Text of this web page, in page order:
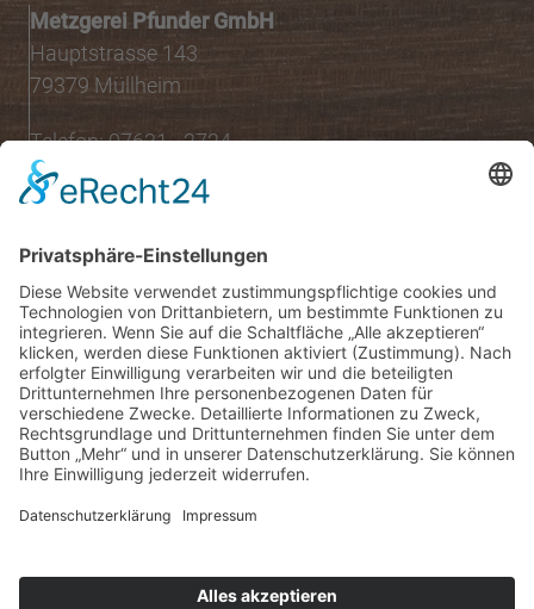
Metzgerei Pfunder GmbH
Hauptstrasse 143
79379 Müllheim
Telefon: 07631 - 2724
Öffnungszeiten
08:00 Uhr - 13:00 Uhr
Mo.,Di., Do., Fr.:
15:00 Uhr - 18:30 Uhr
Mittwoch nachmittags geschlossen
Folgen Sie uns auf:
INSTAGRAM
FACEBOOK